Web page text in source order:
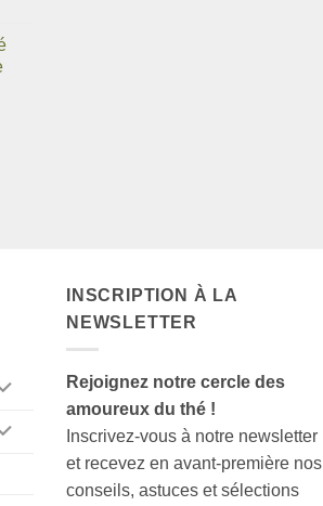
INSCRIPTION À LA
NEWSLETTER
Rejoignez notre cercle des
amoureux du thé !
Inscrivez-vous à notre newsletter
et recevez en avant-première nos
conseils, astuces et sélections